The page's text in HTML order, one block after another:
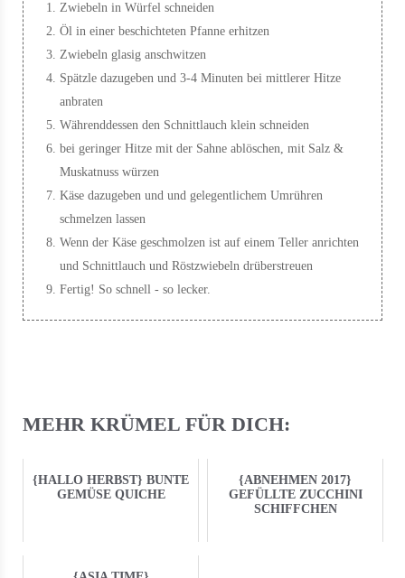
Zwiebeln in Würfel schneiden
Öl in einer beschichteten Pfanne erhitzen
Zwiebeln glasig anschwitzen
Spätzle dazugeben und 3-4 Minuten bei mittlerer Hitze
anbraten
Währenddessen den Schnittlauch klein schneiden
bei geringer Hitze mit der Sahne ablöschen, mit Salz &
Muskatnuss würzen
Käse dazugeben und und gelegentlichem Umrühren
schmelzen lassen
Wenn der Käse geschmolzen ist auf einem Teller anrichten
und Schnittlauch und Röstzwiebeln drüberstreuen
Fertig! So schnell - so lecker.
MEHR KRÜMEL FÜR DICH:
{HALLO HERBST} BUNTE
GEMÜSE QUICHE
{ABNEHMEN 2017}
GEFÜLLTE ZUCCHINI
SCHIFFCHEN